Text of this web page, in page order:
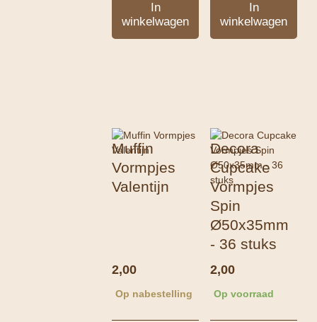
In
winkelwagen
In
winkelwagen
Muffin
Vormpjes
Valentijn
2,00
Op nabestelling
Decora
Cupcake
Vormpjes
Spin
Ø50x35mm
- 36 stuks
2,00
Op voorraad